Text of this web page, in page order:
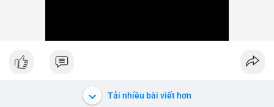
Tải nhiều bài viết hơn